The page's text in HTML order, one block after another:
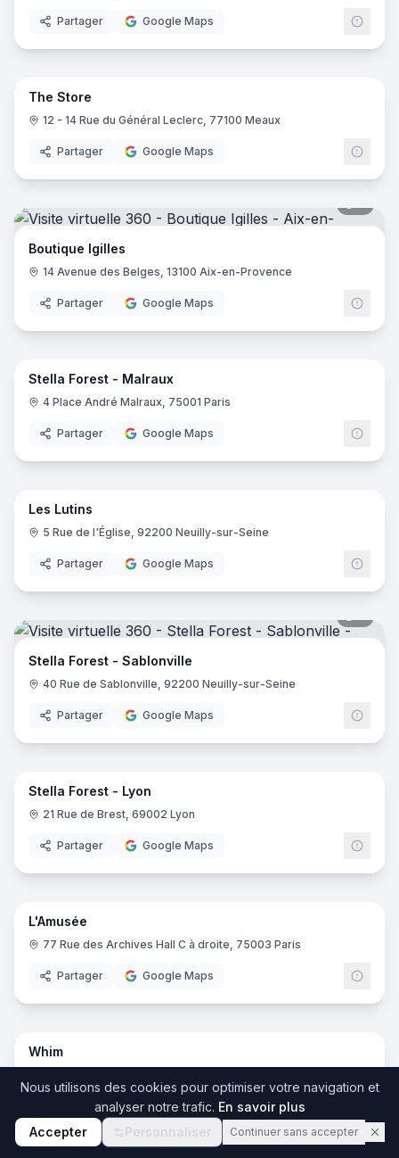
Partager Google Maps
13
The Store
12 - 14 Rue du Général Leclerc, 77100 Meaux
Partager Google Maps
Boutique Igilles
14 Avenue des Belges, 13100 Aix-en-Provence
Partager Google Maps
8
Stella Forest - Malraux
4 Place André Malraux, 75001 Paris
Partager Google Maps
7
Les Lutins
5 Rue de l'Église, 92200 Neuilly-sur-Seine
Partager Google Maps
Stella Forest - Sablonville
40 Rue de Sablonville, 92200 Neuilly-sur-Seine
Partager Google Maps
8
Stella Forest - Lyon
21 Rue de Brest, 69002 Lyon
Partager Google Maps
7
L'Amusée
77 Rue des Archives Hall C à droite, 75003 Paris
Partager Google Maps
8
Whim
Partager Google Maps
Nous utilisons des cookies pour optimiser votre navigation et
analyser notre trafic. En savoir plus
Accepter
Personnaliser Continuer sans accepter